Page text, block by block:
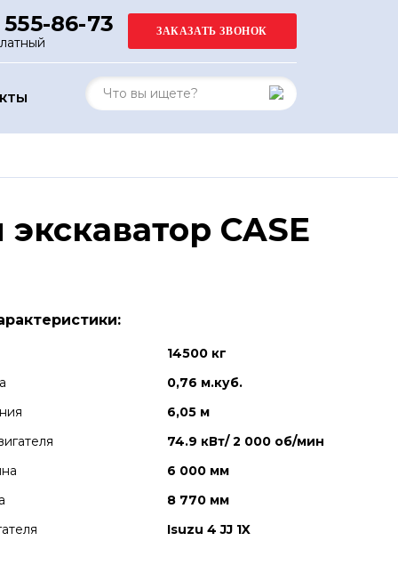
86-73
CASE
14500 кг
0,76 м.куб.
6,05 м
74.9 кВт/ 2 000 об/мин
6 000 мм
8 770 мм
Isuzu 4 JJ 1X